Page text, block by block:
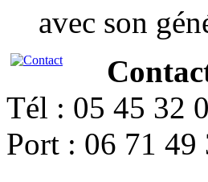
avec son
Tél : 05 45 32
Port : 06 71 49